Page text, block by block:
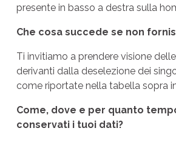
presente in basso a destra sulla
Che cosa succede se non
Ti invitiamo a prendere visione
derivanti dalla deselezione dei
come riportate nella tabella sopra
Come, dove e per quanto
conservati i tuoi dati?